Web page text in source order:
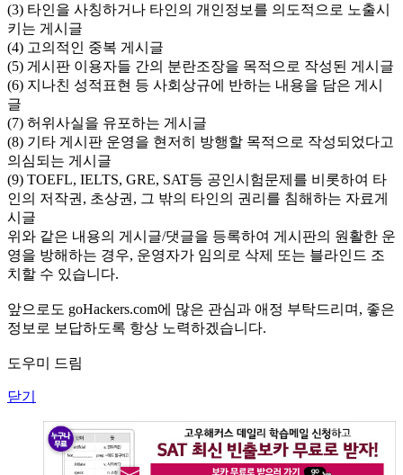
(3) 타인을 사칭하거나 타인의 개인정보를 의도적으로 노출시
키는 게시글
(4) 고의적인 중복 게시글
(5) 게시판 이용자들 간의 분란조장을 목적으로 작성된 게시글
(6) 지나친 성적표현 등 사회상규에 반하는 내용을 담은 게시
글
(7) 허위사실을 유포하는 게시글
(8) 기타 게시판 운영을 현저히 방행할 목적으로 작성되었다고
의심되는 게시글
(9) TOEFL, IELTS, GRE, SAT등 공인시험문제를 비롯하여 타
인의 저작권, 초상권, 그 밖의 타인의 권리를 침해하는 자료게
시글
위와 같은 내용의 게시글/댓글을 등록하여 게시판의 원활한 운
영을 방해하는 경우, 운영자가 임의로 삭제 또는 블라인드 조
치할 수 있습니다.
앞으로도 goHackers.com에 많은 관심과 애정 부탁드리며, 좋은
정보로 보답하도록 항상 노력하겠습니다.
도우미 드림
닫기